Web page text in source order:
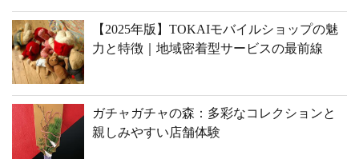
【2025年版】TOKAIモバイルショップの魅
力と特徴｜地域密着型サービスの最前線
ガチャガチャの森：多彩なコレクションと
親しみやすい店舗体験